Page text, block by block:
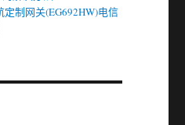
定制网关(EG692HW)电信